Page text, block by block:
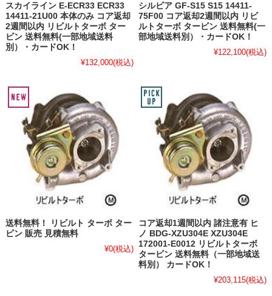
スカイライン E-ECR33 ECR33
14411-21U00 本体のみ コア返却
2週間以内 リビルトターボ ター
ビン 送料無料(一部地域送料
別）・カードOK！
¥132,000(税込)
シルビア GF-S15 S15 14411-
75F00 コア返却2週間以内 リビ
ルトターボ タービン 送料無料(一
部地域送料別）・カードOK！
¥122,100(税込)
送料無料！ リビルト ターボ ター
ビン 販売 見積無料
¥0(税込)
コア返却1週間以内 諸注意有 ヒ
ノ BDG-XZU304E XZU304E
172001-E0012 リビルトターボ
タービン 送料無料（一部地域送
料別） カードOK！
¥203,115(税込)